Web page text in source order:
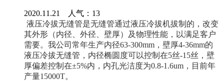
2020.11.21 人气： 13
液压冷拔无缝管是无缝管通过液压冷拔机拔制的，改变
其外形（内径、外径、壁厚）及物理性能，以满足客户
需要。我公司常年生产内径63-300mm，壁厚4-36mm的
液压冷拔无缝管 ，内径椭圆度可以控制在5丝-15丝，壁
厚偏差控制在±5%内，内孔光洁度为0.8-1.6um，目前年
产量15000T。